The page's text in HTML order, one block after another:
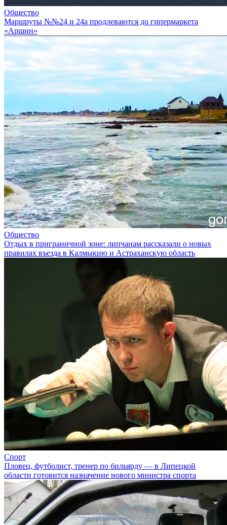
Общество
Маршруты №№24 и 24а продлеваются до гипермаркета
«Аршин»
Общество
Отдых в приграничной зоне: липчанам рассказали о новых
правилах въезда в Калмыкию и Астраханскую область
Спорт
Пловец, футболист, тренер по бильярду — в Липецкой
области готовится назначение нового министра спорта